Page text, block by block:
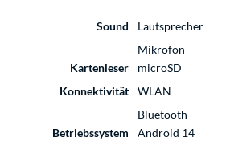
Sound
Lautsprecher
Mikrofon
Kartenleser
microSD
Konnektivität
WLAN
Bluetooth
Betriebssystem
Android 14